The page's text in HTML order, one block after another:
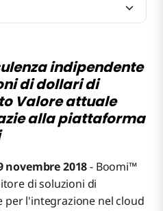
indipendente
di dollari di
Valore attuale
alla piattaforma
novembre 2018- Boomi™
di soluzioni di
per l'integrazione nel cloud
piattaforma unificata di